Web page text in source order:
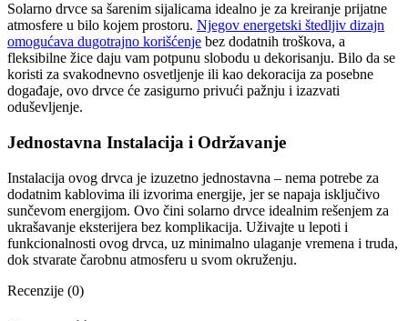
Solarno drvce sa šarenim sijalicama idealno je za kreiranje prijatne
atmosfere u bilo kojem prostoru. Njegov energetski štedljiv dizajn
omogućava dugotrajno korišćenje bez dodatnih troškova, a
fleksibilne žice daju vam potpunu slobodu u dekorisanju. Bilo da se
koristi za svakodnevno osvetljenje ili kao dekoracija za posebne
događaje, ovo drvce će zasigurno privući pažnju i izazvati
oduševljenje.
Jednostavna Instalacija i Održavanje
Instalacija ovog drvca je izuzetno jednostavna – nema potrebe za
dodatnim kablovima ili izvorima energije, jer se napaja isključivo
sunčevom energijom. Ovo čini solarno drvce idealnim rešenjem za
ukrašavanje eksterijera bez komplikacija. Uživajte u lepoti i
funkcionalnosti ovog drvca, uz minimalno ulaganje vremena i truda,
dok stvarate čarobnu atmosferu u svom okruženju.
Recenzije (0)